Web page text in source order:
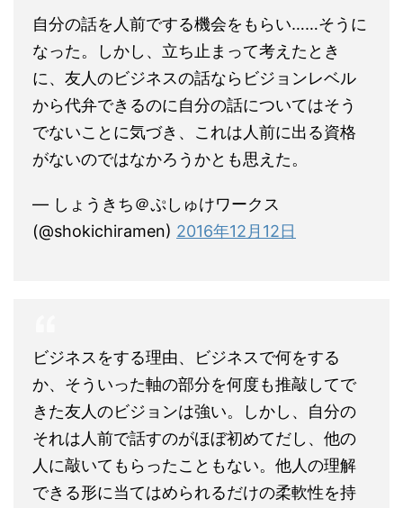
自分の話を人前でする機会をもらい……そうに
なった。しかし、立ち止まって考えたとき
に、友人のビジネスの話ならビジョンレベル
から代弁できるのに自分の話についてはそう
でないことに気づき、これは人前に出る資格
がないのではなかろうかとも思えた。
— しょうきち＠ぷしゅけワークス
(@shokichiramen) 2016年12月12日
ビジネスをする理由、ビジネスで何をする
か、そういった軸の部分を何度も推敲してで
きた友人のビジョンは強い。しかし、自分の
それは人前で話すのがほぼ初めてだし、他の
人に敲いてもらったこともない。他人の理解
できる形に当てはめられるだけの柔軟性を持